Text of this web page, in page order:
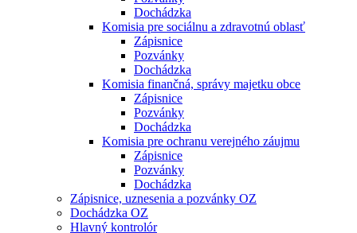
Dochádzka
Komisia pre sociálnu a zdravotnú oblasť
Zápisnice
Pozvánky
Dochádzka
Komisia finančná, správy majetku obce
Zápisnice
Pozvánky
Dochádzka
Komisia pre ochranu verejného záujmu
Zápisnice
Pozvánky
Dochádzka
Zápisnice, uznesenia a pozvánky OZ
Dochádzka OZ
Hlavný kontrolór